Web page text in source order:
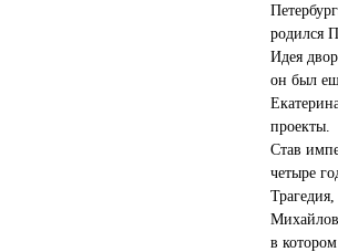
родился
Идея
он был
проекты.
Став
четыре
в